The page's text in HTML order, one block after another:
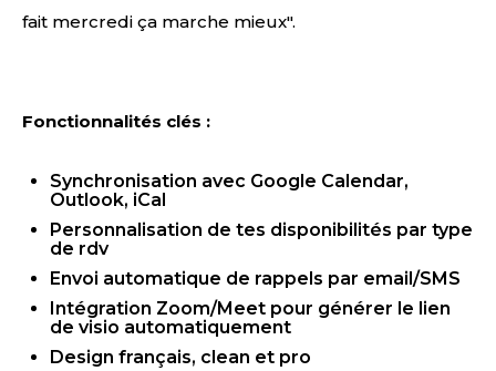
fait mercredi ça marche mieux".
Fonctionnalités clés :
Synchronisation avec Google Calendar,
Outlook, iCal
Personnalisation de tes disponibilités par type
de rdv
Envoi automatique de rappels par email/SMS
Intégration Zoom/Meet pour générer le lien
de visio automatiquement
Design français, clean et pro